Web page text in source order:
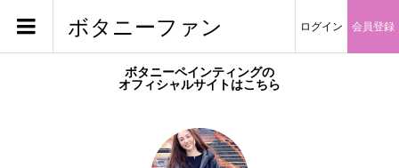
ボタニーファン ログイン 会員登録
ボタニーペインティングの
オフィシャルサイトはこちら